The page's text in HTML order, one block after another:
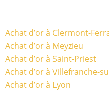
Achat d’or à Clermont-
Achat d’or à Meyzieu
Achat d’or à Saint-Priest
Achat d’or à Villefranche-
Achat d’or à Lyon